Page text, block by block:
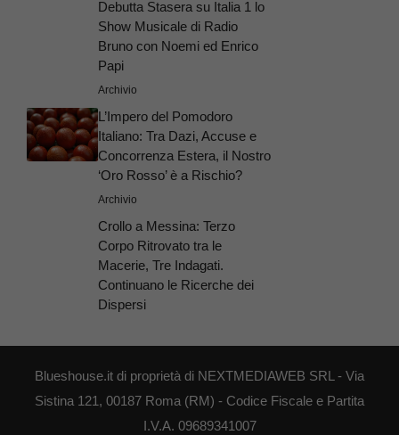
Debutta Stasera su Italia 1 lo
Show Musicale di Radio
Bruno con Noemi ed Enrico
Papi
Archivio
L’Impero del Pomodoro
Italiano: Tra Dazi, Accuse e
Concorrenza Estera, il Nostro
‘Oro Rosso’ è a Rischio?
Archivio
Crollo a Messina: Terzo
Corpo Ritrovato tra le
Macerie, Tre Indagati.
Continuano le Ricerche dei
Dispersi
Blueshouse.it di proprietà di NEXTMEDIAWEB SRL - Via
Sistina 121, 00187 Roma (RM) - Codice Fiscale e Partita
I.V.A. 09689341007